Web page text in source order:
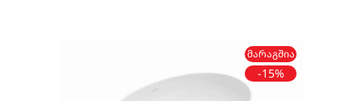
ᲛᲐᲠᲐᲒᲨᲘᲐ
-15%